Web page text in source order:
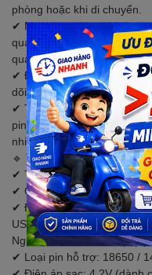
phòng hoặc khi di chuyển.
✔ Mạch sạc được tích hợp
quá áp và ngắn mạch,
quá trình sạc.
✔ Đèn LED hiển thị trạng
dõi quá trình sạc và biết khi
✔ Thiết kế nhỏ gọn, dễ
pin, quạt mini, thiết bị điện
nhiều ứng dụng sử dụng
🔹 THÔNG SỐ KỸ THUẬT
✔ Tên sản phẩm: Dock sạc
✔ Chất liệu: Nhựa ABS
✔ Điện áp đầu vào:
USB: 5V DC
Nguồn điện: 220V AC (tùy
✔ Loại pin hỗ trợ: 18650 /